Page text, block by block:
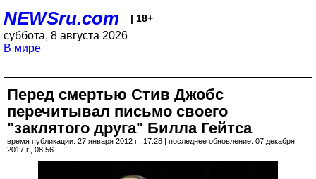
NEWSru.com | 18+
суббота, 8 августа 2026
В мире
Перед смертью Стив Джобс
перечитывал письмо своего
"заклятого друга" Билла Гейтса
время публикации: 27 января 2012 г., 17:28 | последнее обновление: 07 декабря
2017 г., 08:56